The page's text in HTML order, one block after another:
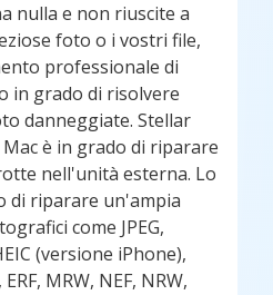
nulla e non riuscite a
foto o i vostri file,
professionale di
in grado di risolvere
danneggiate. Stellar
è in grado di riparare
nell'unità esterna. Lo
di riparare un'ampia
come JPEG,
(versione iPhone),
ERF, MRW, NEF, NRW,